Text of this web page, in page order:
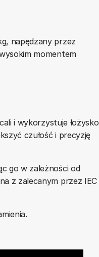
napędzany przez
momentem
i wykorzystuje łożysko
czułość i precyzję
go w zależności od
z zalecanym przez IEC